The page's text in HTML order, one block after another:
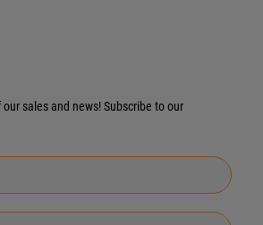
sales and news! Subscribe to our